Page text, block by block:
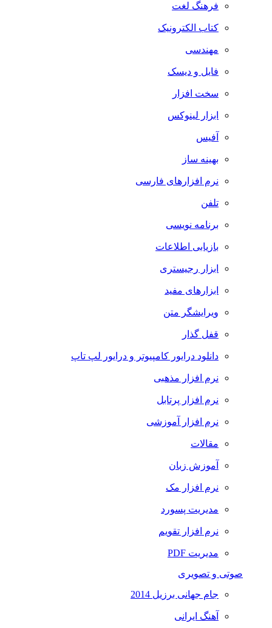
فرهنگ لغت
کتاب الکترونیک
مهندسی
فایل و دیسک
سخت افزار
ابزار لینوکس
آفیس
بهینه ساز
نرم افزارهای فارسی
تلفن
برنامه نویسی
بازیابی اطلاعات
ابزار رجیستری
ابزارهای مفید
ویرایشگر متن
قفل گذار
دانلود درایور کامپیوتر و درایور لپ تاپ
نرم افزار مذهبی
نرم افزار پرتابل
نرم افزار آموزشی
مقالات
آموزش زبان
نرم افزار مک
مدیریت پسورد
نرم افزار تقویم
مدیریت PDF
صوتی و تصویری
جام جهانی برزیل 2014
آهنگ ایرانی